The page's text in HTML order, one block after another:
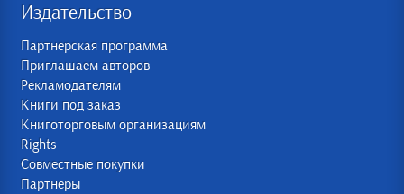
Издательство
Партнерская программа
Приглашаем авторов
Рекламодателям
Книги под заказ
Книготорговым организациям
Rights
Совместные покупки
Партнеры